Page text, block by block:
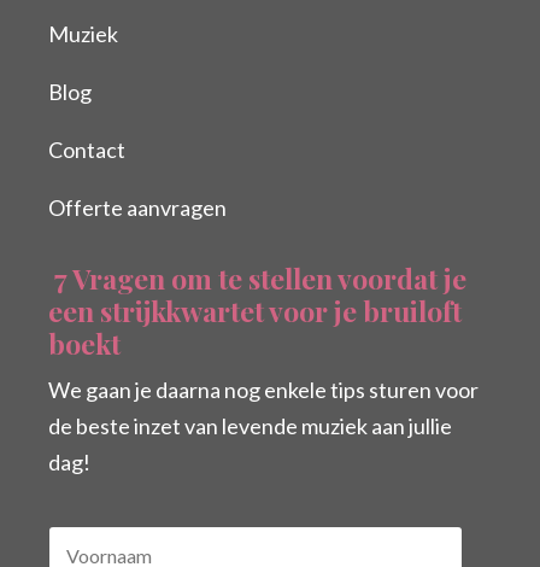
Muziek
Blog
Contact
Offerte aanvragen
7 Vragen om te stellen voordat je
een strijkkwartet voor je bruiloft
boekt
We gaan je daarna nog enkele tips sturen voor
de beste inzet van levende muziek aan jullie
dag!